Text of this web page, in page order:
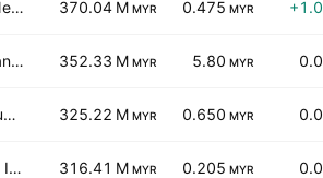
Nestcon Bhd 370.04 M MYR 0.475 MYR
Panasonic Manufacturing Malaysia Bhd. 352.33 M MYR 5.80 MYR
Kumpulan Kitacon Berhad 325.22 M MYR 0.650 MYR
RGB International Bhd. 316.41 M MYR 0.205 MYR